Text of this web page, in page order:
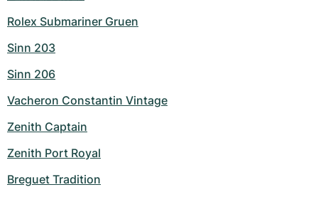
Rolex Submariner Gruen
Sinn 203
Sinn 206
Vacheron Constantin Vintage
Zenith Captain
Zenith Port Royal
Breguet Tradition